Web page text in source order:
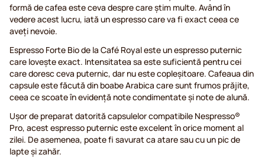
formă de cafea este ceva despre care știm multe. Având în
vedere acest lucru, iată un espresso care va fi exact ceea ce
aveți nevoie.
Espresso Forte Bio de la Café Royal este un espresso puternic
care lovește exact. Intensitatea sa este suficientă pentru cei
care doresc ceva puternic, dar nu este copleșitoare. Cafeaua din
capsule este făcută din boabe Arabica care sunt frumos prăjite,
ceea ce scoate în evidență note condimentate și note de alună.
Ușor de preparat datorită capsulelor compatibile Nespresso®
Pro, acest espresso puternic este excelent în orice moment al
zilei. De asemenea, poate fi savurat ca atare sau cu un pic de
lapte și zahăr.